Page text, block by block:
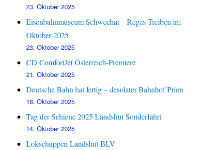
23. Oktober 2025
Eisenbahnmuseum Schwechat – Reges Treiben im
Oktober 2025
23. Oktober 2025
CD ComfortJet Österreich-Premiere
21. Oktober 2025
Deutsche Bahn hat fertig – desolater Bahnhof Prien
18. Oktober 2025
Tag der Schiene 2025 Landshut Sonderfahrt
14. Oktober 2025
Lokschuppen Landshut BLV